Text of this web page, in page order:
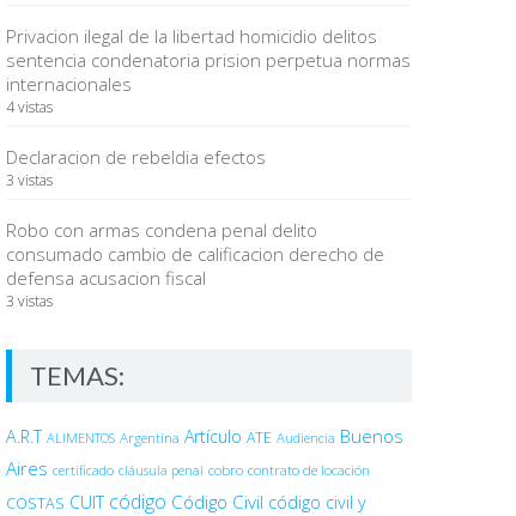
Privacion ilegal de la libertad homicidio delitos
sentencia condenatoria prision perpetua normas
internacionales
4 vistas
Declaracion de rebeldia efectos
3 vistas
Robo con armas condena penal delito
consumado cambio de calificacion derecho de
defensa acusacion fiscal
3 vistas
TEMAS:
A.R.T ALIMENTOS Argentina Artículo ATE Audiencia Buenos
Aires certificado cláusula penal cobro contrato de locación
COSTAS CUIT código Código Civil código civil y